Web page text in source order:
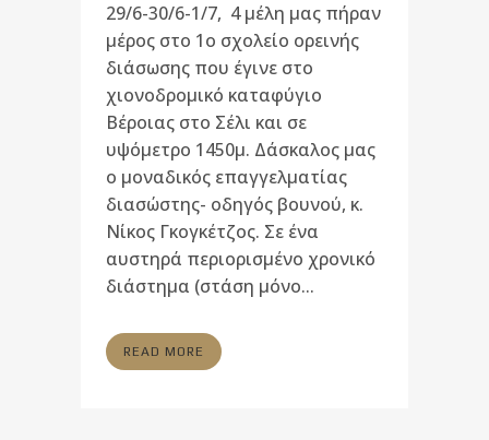
29/6-30/6-1/7, 4 μέλη μας πήραν
μέρος στο 1ο σχολείο ορεινής
διάσωσης που έγινε στο
χιονοδρομικό καταφύγιο
Βέροιας στο Σέλι και σε
υψόμετρο 1450μ. Δάσκαλος μας
ο μοναδικός επαγγελματίας
διασώστης- οδηγός βουνού, κ.
Νίκος Γκογκέτζος. Σε ένα
αυστηρά περιορισμένο χρονικό
διάστημα (στάση μόνο...
READ MORE